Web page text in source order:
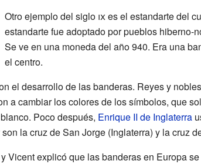
Otro ejemplo del siglo ixes el estandarte del
estandarte fue adoptado por pueblos hiberno-
Se ve en una moneda del año 940. Era una
el centro.
el desarrollo de las banderas. Reyes y
a cambiar los colores de los símbolos, que
Poco después, Enrique II de Inglaterra
la cruz de San Jorge (Inglaterra) y la cruz
Vicent explicó que las banderas en Europa